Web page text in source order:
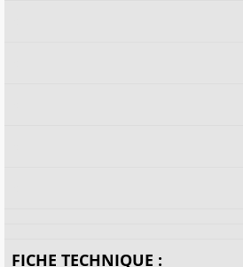
FICHE TECHNIQUE :